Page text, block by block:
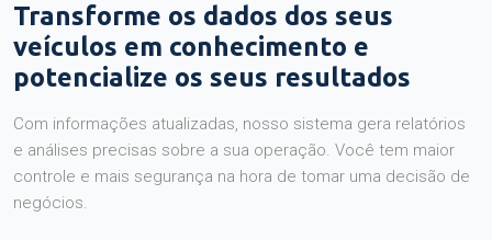
Transforme os dados dos seus
veículos em conhecimento e
potencialize os seus resultados
Com informações atualizadas, nosso sistema gera relatórios
e análises precisas sobre a sua operação. Você tem maior
controle e mais segurança na hora de tomar uma decisão de
negócios.